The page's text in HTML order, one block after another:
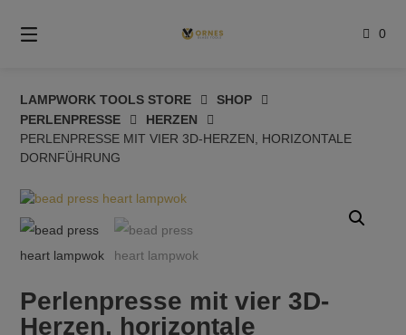
zum
Inhalt
0
LAMPWORK TOOLS STORE
SHOP
PERLENPRESSE
HERZEN
PERLENPRESSE MIT VIER 3D-HERZEN, HORIZONTALE
DORNFÜHRUNG
Perlenpresse mit vier 3D-
Herzen, horizontale